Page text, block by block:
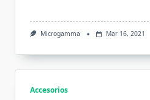
Microgamma Mar 16, 2021
Accesorios